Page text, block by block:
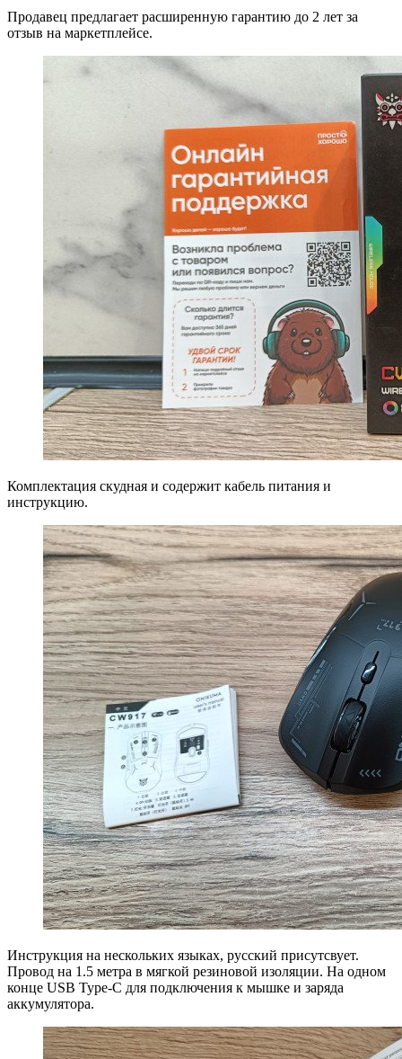
Продавец предлагает расширенную гарантию до 2 лет за
отзыв на маркетплейсе.
Комплектация скудная и содержит кабель питания и
инструкцию.
Инструкция на нескольких языках, русский присутсвует.
Провод на 1.5 метра в мягкой резиновой изоляции. На одном
конце USB Type-С для подключения к мышке и заряда
аккумулятора.